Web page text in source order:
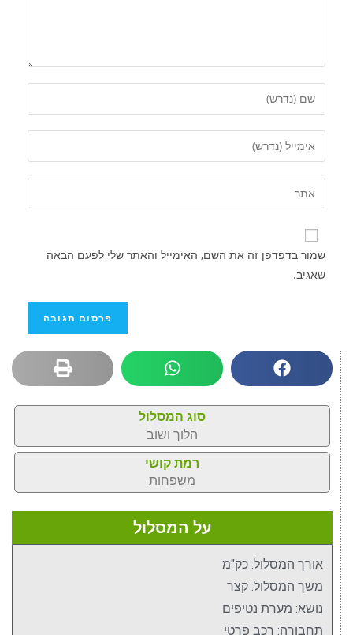
שמור בדפדפן זה את השם, האימייל והאתר שלי לפעם הבאה
שאגיב.
סוג המסלול
הלוך ושוב
רמת קושי
משפחות
על המסלול
אורך המסלול: כק"מ
משך המסלול: קצר
נושא: מערת נטיפים
תחבורה: רכב פרטי